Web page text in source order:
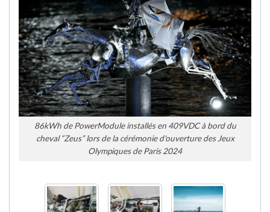
86kWh de PowerModule installés en 409VDC à bord du
cheval “Zeus” lors de la cérémonie d'ouverture des Jeux
Olympiques de Paris 2024